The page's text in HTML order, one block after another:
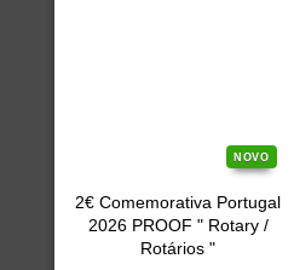
NOVO
2€ Comemorativa Portugal
2026 PROOF " Rotary /
Rotários "